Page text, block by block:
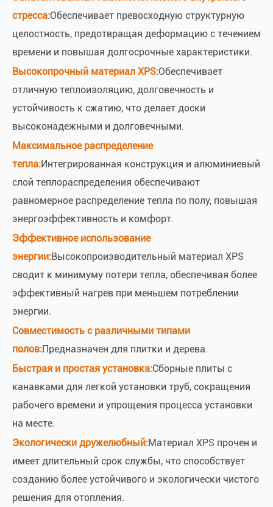
стресса:Обеспечивает превосходную структурную
целостность, предотвращая деформацию с течением
времени и повышая долгосрочные характеристики.
Высокопрочный материал XPS:Обеспечивает
отличную теплоизоляцию, долговечность и
устойчивость к сжатию, что делает доски
высоконадежными и долговечными.
Максимальное распределение
тепла:Интегрированная конструкция и алюминиевый
слой теплораспределения обеспечивают
равномерное распределение тепла по полу, повышая
энергоэффективность и комфорт.
Эффективное использование
энергии:Высокопроизводительный материал XPS
сводит к минимуму потери тепла, обеспечивая более
эффективный нагрев при меньшем потреблении
энергии.
Совместимость с различными типами
полов:Предназначен для плитки и дерева.
Быстрая и простая установка:Сборные плиты с
канавками для легкой установки труб, сокращения
рабочего времени и упрощения процесса установки
на месте.
Экологически дружелюбный:Материал XPS прочен и
имеет длительный срок службы, что способствует
созданию более устойчивого и экологически чистого
решения для отопления.